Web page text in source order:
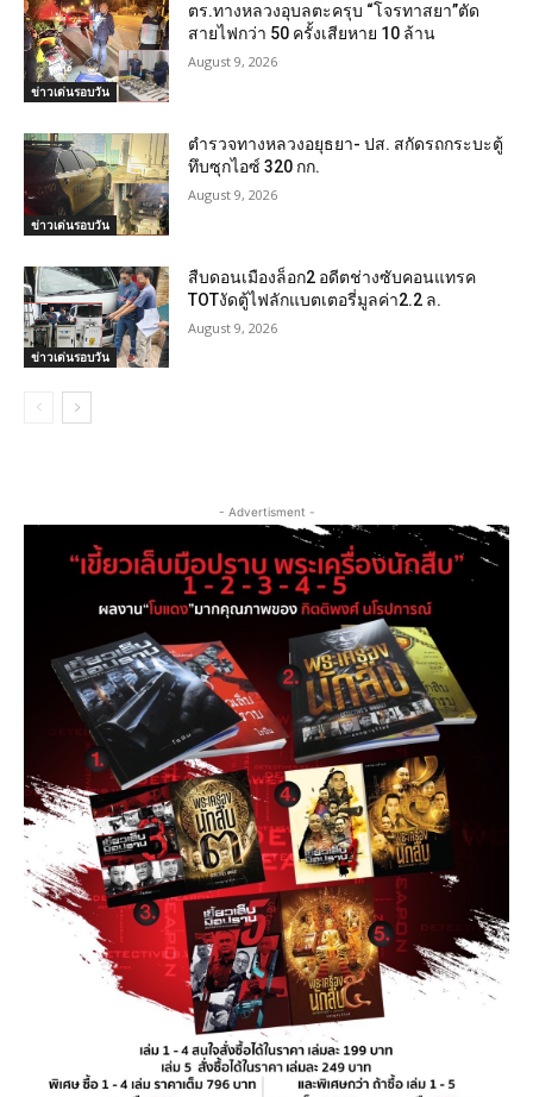
ข่าวเด่นรอบวัน
ตร.ทางหลวงอุบลตะครุบ “โจรทาสยา”ตัด
สายไฟกว่า 50 ครั้งเสียหาย 10 ล้าน
August 9, 2026
ข่าวเด่นรอบวัน
ตำรวจทางหลวงอยุธยา- ปส. สกัดรถกระบะตู้
ทึบซุกไอซ์ 320 กก.
August 9, 2026
ข่าวเด่นรอบวัน
สืบดอนเมืองล็อก2 อดีตช่างซับคอนแทรค
TOTงัดตู้ไฟลักแบตเตอรี่มูลค่า2.2 ล.
August 9, 2026
- Advertisment -